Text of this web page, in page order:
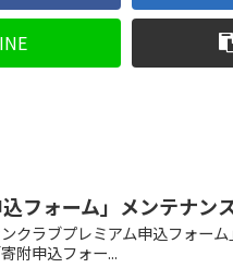
フォーム」メンテナン
クラブプレミアム申込フォー
附申込フォー...